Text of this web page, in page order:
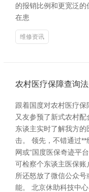
的报销比例和更宽泛
在患
维修资讯
农村医疗保障查询
跟着国度对农村医疗
又友参预了新式农村
东谈主实时了解我方
击。 领先，不错通过
网或“国度医保奇迹平
可检察个东谈主医保
所还怒放了微信公众
能。 北京休助科技中